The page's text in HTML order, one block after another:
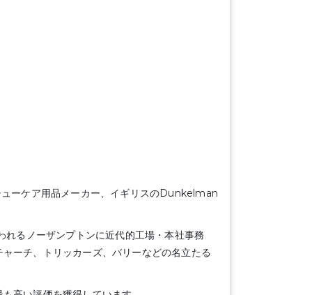
ーケア用品メーカー、イギリスのDunkelman
るノーザンプトンに近代的工場・本社事務
ーチ、トリッカーズ、バリーなどの名立たる